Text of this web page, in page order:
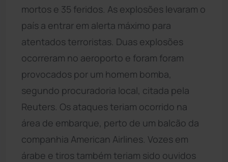
mortos e 35 feridos. As explosões levaram o
país a entrar em alerta máximo para
atentados terroristas. Duas explosões
ocorreram no aeroporto e foram foram
provocados por um homem bomba,
segundo procuradoria local, citada pela
Reuters. Os ataques teriam ocorrido na
área de embarque, perto de um balcão da
companhia American Airlines. Vozes em
árabe e tiros também teriam sido ouvidos